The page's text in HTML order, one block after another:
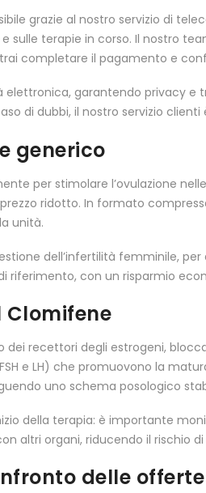
grazie al nostro servizio di
sulle terapie in corso. Il nostro
completare il pagamento e
garantendo privacy e
di dubbi, il nostro servizio
generico
per stimolare l’ovulazione
ridotto. In formato
unità.
dell’infertilità femminile,
riferimento, con un risparmio
recettori degli estrogeni,
e LH) che promuovono la
uno schema posologico
della terapia: è importante
altri organi, riducendo il rischio
delle offerte